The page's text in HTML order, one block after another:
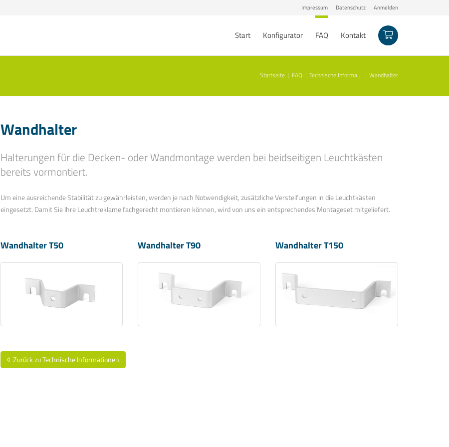
Impressum Datenschutz Anmelden
Start Konfigurator FAQ Kontakt
Startseite FAQ Technische Informationen Wandhalter
Wandhalter
Halterungen für die Decken- oder Wandmontage werden bei beidseitigen Leuchtkästen
bereits vormontiert.
Um eine ausreichende Stabilität zu gewährleisten, werden je nach Notwendigkeit, zusätzliche Versteifungen in die Leuchtkästen
eingesetzt. Damit Sie Ihre Leuchtreklame fachgerecht montieren können, wird von uns ein entsprechendes Montageset mitgeliefert.
Wandhalter T50 Wandhalter T90 Wandhalter T150
Zurück zu Technische Informationen